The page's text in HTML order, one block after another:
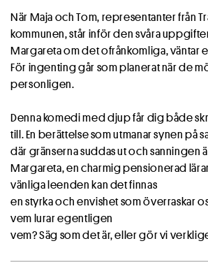
När Maja och Tom, representanter från
kommunen, står inför den svåra
Margareta om det ofrånkomliga, väntar
För ingenting går som planerat när de
personligen.
Denna komedi med djup får dig både
till. En berättelse som utmanar synen på
där gränserna suddas ut och sanningen
Margareta, en charmig pensionerad
vänliga leenden kan det finnas
en styrka och envishet som överraskar
vem lurar egentligen
vem? Säg som det är, eller gör vi